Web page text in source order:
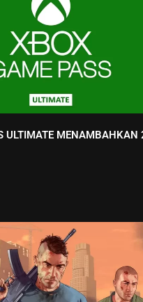
ULTIMATE MENAMBAHKAN